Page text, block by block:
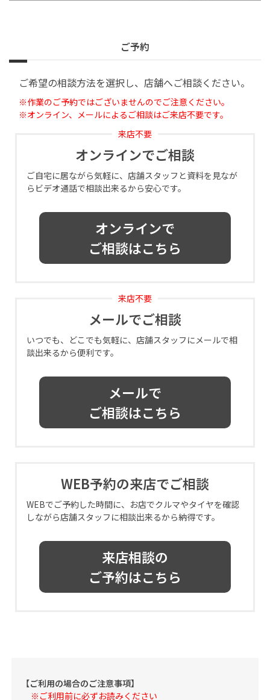
ご予約
ご希望の相談方法を選択し、店舗へご相談ください。
※作業のご予約ではございませんのでご注意ください。
※オンライン、メールによるご相談はご来店不要です。
来店不要
オンラインでご相談
ご自宅に居ながら気軽に、店舗スタッフと資料を見なが
らビデオ通話で相談出来るから安心です。
オンラインで
ご相談はこちら
来店不要
メールでご相談
いつでも、どこでも気軽に、店舗スタッフにメールで相
談出来るから便利です。
メールで
ご相談はこちら
WEB予約の来店でご相談
WEBでご予約した時間に、お店でクルマやタイヤを確認
しながら店舗スタッフに相談出来るから納得です。
来店相談の
ご予約はこちら
【ご利用の場合のご注意事項】
※ご利用前に必ずお読みください